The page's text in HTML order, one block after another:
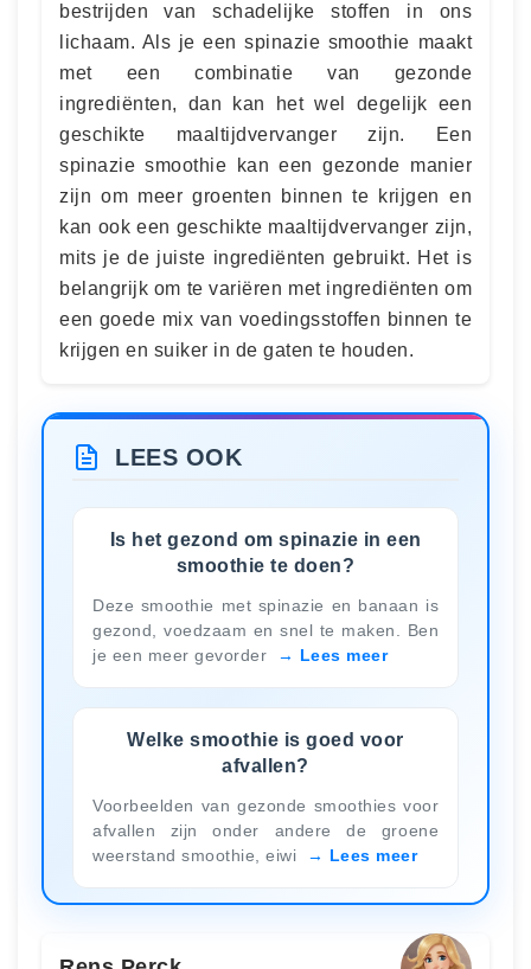
bestrijden van schadelijke stoffen in ons
lichaam. Als je een spinazie smoothie maakt
met een combinatie van gezonde
ingrediënten, dan kan het wel degelijk een
geschikte maaltijdvervanger zijn. Een
spinazie smoothie kan een gezonde manier
zijn om meer groenten binnen te krijgen en
kan ook een geschikte maaltijdvervanger zijn,
mits je de juiste ingrediënten gebruikt. Het is
belangrijk om te variëren met ingrediënten om
een goede mix van voedingsstoffen binnen te
krijgen en suiker in de gaten te houden.
LEES OOK
Is het gezond om spinazie in een
smoothie te doen?
Deze smoothie met spinazie en banaan is
gezond, voedzaam en snel te maken. Ben
je een meer gevorder
Lees meer
Welke smoothie is goed voor
afvallen?
Voorbeelden van gezonde smoothies voor
afvallen zijn onder andere de groene
weerstand smoothie, eiwi
Lees meer